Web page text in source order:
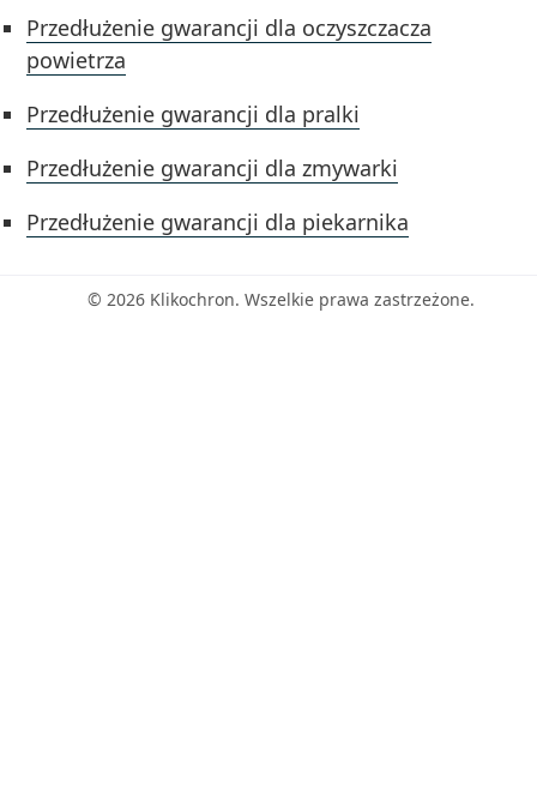
Przedłużenie gwarancji dla oczyszczacza
powietrza
Przedłużenie gwarancji dla pralki
Przedłużenie gwarancji dla zmywarki
Przedłużenie gwarancji dla piekarnika
© 2026 Klikochron. Wszelkie prawa zastrzeżone.